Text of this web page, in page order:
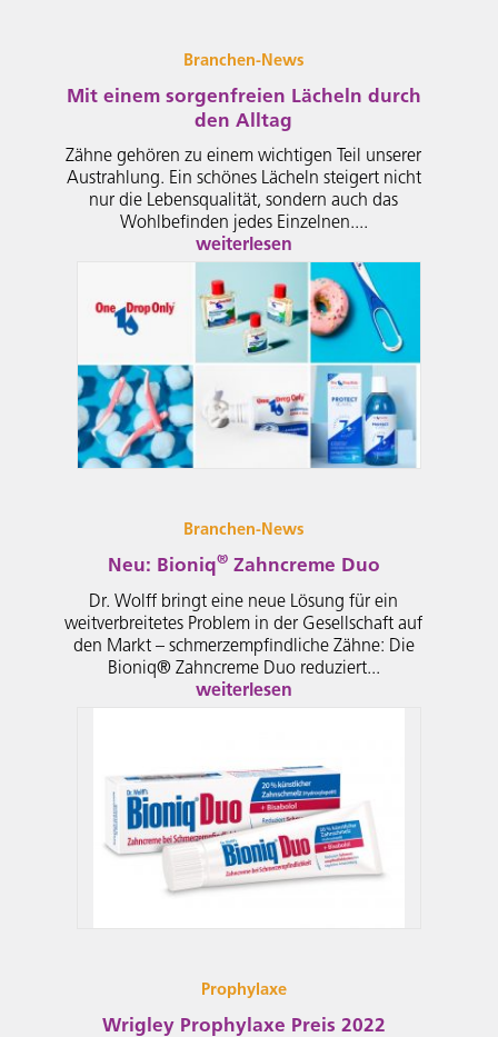
Branchen-News
Mit einem sorgenfreien Lächeln durch
den Alltag
Zähne gehören zu einem wichtigen Teil unserer
Austrahlung. Ein schönes Lächeln steigert nicht
nur die Lebensqualität, sondern auch das
Wohlbefinden jedes Einzelnen....
weiterlesen
Branchen-News
Neu: Bioniq®Zahncreme Duo
Dr. Wolff bringt eine neue Lösung für ein
weitverbreitetes Problem in der Gesellschaft auf
den Markt – schmerzempfindliche Zähne: Die
Bioniq® Zahncreme Duo reduziert...
weiterlesen
Prophylaxe
Wrigley Prophylaxe Preis 2022